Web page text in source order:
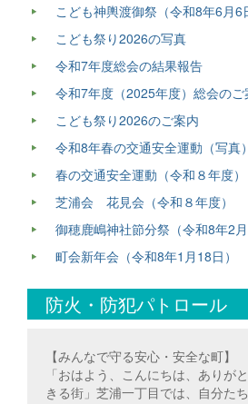
こども神輿渡御祭（令和8年6月6
こども祭り2026の写真
令和7年度総会の結果報告
令和7年度（2025年度）総会のご
こども祭り2026のご案内
令和8年春の交通安全運動（写真）
春の交通安全運動（令和８年度）
芝浦会 花見会（令和８年度）
御穂鹿嶋神社節分祭（令和8年2月
町会新年会（令和8年1月18日）
防火・防犯パトロール
【みんなで守る安心・安全な町】
「おはよう、こんにちは、ありが
きる街」芝浦一丁目では、自分た